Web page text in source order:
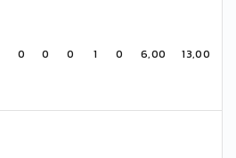
0 0 0 1 0 6,00 13,00